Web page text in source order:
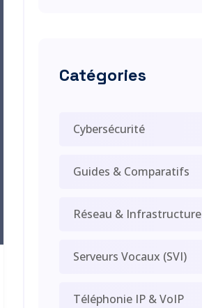
Catégories
Cybersécurité
Guides & Comparatifs
Réseau & Infrastructure
Serveurs Vocaux (SVI)
Téléphonie IP & VoIP